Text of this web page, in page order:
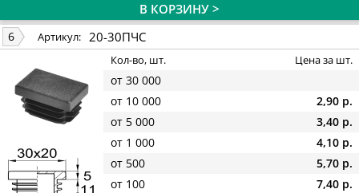
В КОРЗИНУ >
6 Артикул: 20-30ПЧС
Кол-во, шт. Цена за шт.
от 30 000
от 10 000
2,90 р.
от 5 000
3,40 р.
от 1 000
4,10 р.
от 500
5,70 р.
от 100
7,40 р.